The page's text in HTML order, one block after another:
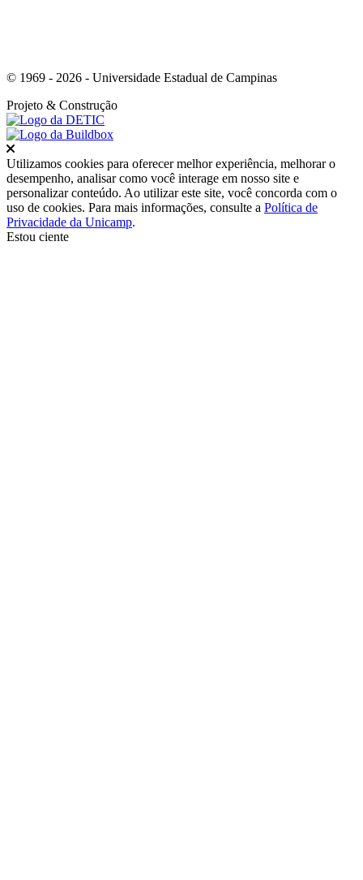
© 1969 - 2026 - Universidade Estadual de Campinas
Projeto & Construção
Fechar
Utilizamos cookies para oferecer melhor experiência, melhorar o
desempenho, analisar como você interage em nosso site e
personalizar conteúdo. Ao utilizar este site, você concorda com o
uso de cookies. Para mais informações, consulte a Política de
Privacidade da Unicamp.
Estou ciente